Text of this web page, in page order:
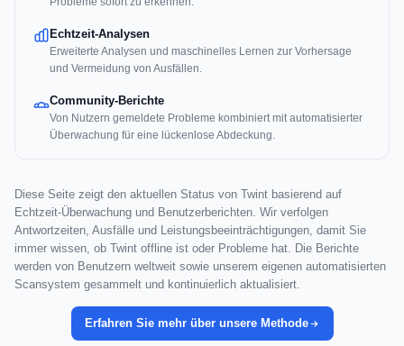
Echtzeit-Analysen
Erweiterte Analysen und maschinelles Lernen zur Vorhersage
und Vermeidung von Ausfällen.
Community-Berichte
Von Nutzern gemeldete Probleme kombiniert mit automatisierter
Überwachung für eine lückenlose Abdeckung.
Diese Seite zeigt den aktuellen Status von Twint basierend auf
Echtzeit-Überwachung und Benutzerberichten. Wir verfolgen
Antwortzeiten, Ausfälle und Leistungsbeeinträchtigungen, damit Sie
immer wissen, ob Twint offline ist oder Probleme hat. Die Berichte
werden von Benutzern weltweit sowie unserem eigenen automatisierten
Scansystem gesammelt und kontinuierlich aktualisiert.
Erfahren Sie mehr über unsere Methode